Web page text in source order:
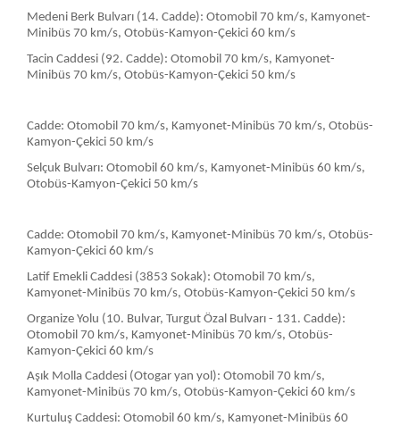
Medeni Berk Bulvarı (14. Cadde): Otomobil 70 km/s, Kamyonet-
Minibüs 70 km/s, Otobüs-Kamyon-Çekici 60 km/s
Tacin Caddesi (92. Cadde): Otomobil 70 km/s, Kamyonet-
Minibüs 70 km/s, Otobüs-Kamyon-Çekici 50 km/s
Cadde: Otomobil 70 km/s, Kamyonet-Minibüs 70 km/s, Otobüs-
Kamyon-Çekici 50 km/s
Selçuk Bulvarı: Otomobil 60 km/s, Kamyonet-Minibüs 60 km/s,
Otobüs-Kamyon-Çekici 50 km/s
Cadde: Otomobil 70 km/s, Kamyonet-Minibüs 70 km/s, Otobüs-
Kamyon-Çekici 60 km/s
Latif Emekli Caddesi (3853 Sokak): Otomobil 70 km/s,
Kamyonet-Minibüs 70 km/s, Otobüs-Kamyon-Çekici 50 km/s
Organize Yolu (10. Bulvar, Turgut Özal Bulvarı - 131. Cadde):
Otomobil 70 km/s, Kamyonet-Minibüs 70 km/s, Otobüs-
Kamyon-Çekici 60 km/s
Aşık Molla Caddesi (Otogar yan yol): Otomobil 70 km/s,
Kamyonet-Minibüs 70 km/s, Otobüs-Kamyon-Çekici 60 km/s
Kurtuluş Caddesi: Otomobil 60 km/s, Kamyonet-Minibüs 60